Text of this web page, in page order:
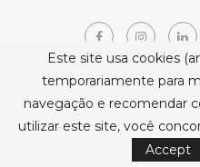
Copyright © 2021 Erika
BACK
Este site usa cookies
temporariamente para
navegação e recomendar
utilizar este site, você
Accept